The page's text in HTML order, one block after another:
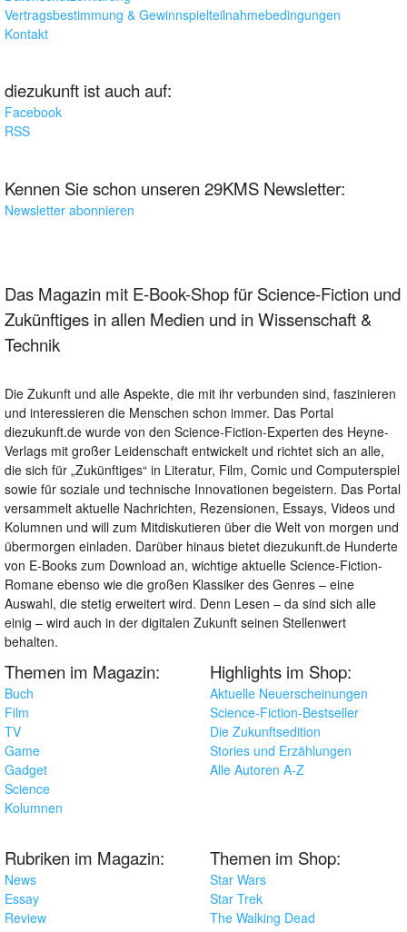
Vertragsbestimmung & Gewinnspielteilnahmebedingungen
Kontakt
diezukunft ist auch auf:
Facebook
RSS
Kennen Sie schon unseren 29KMS Newsletter:
Newsletter abonnieren
Das Magazin mit E-Book-Shop für Science-Fiction und
Zukünftiges in allen Medien und in Wissenschaft &
Technik
Die Zukunft und alle Aspekte, die mit ihr verbunden sind, faszinieren
und interessieren die Menschen schon immer. Das Portal
diezukunft.de wurde von den Science-Fiction-Experten des Heyne-
Verlags mit großer Leidenschaft entwickelt und richtet sich an alle,
die sich für „Zukünftiges“ in Literatur, Film, Comic und Computerspiel
sowie für soziale und technische Innovationen begeistern. Das Portal
versammelt aktuelle Nachrichten, Rezensionen, Essays, Videos und
Kolumnen und will zum Mitdiskutieren über die Welt von morgen und
übermorgen einladen. Darüber hinaus bietet diezukunft.de Hunderte
von E-Books zum Download an, wichtige aktuelle Science-Fiction-
Romane ebenso wie die großen Klassiker des Genres – eine
Auswahl, die stetig erweitert wird. Denn Lesen – da sind sich alle
einig – wird auch in der digitalen Zukunft seinen Stellenwert
behalten.
Themen im Magazin:
Buch
Film
TV
Game
Gadget
Science
Kolumnen
Highlights im Shop:
Aktuelle Neuerscheinungen
Science-Fiction-Bestseller
Die Zukunftsedition
Stories und Erzählungen
Alle Autoren A-Z
Rubriken im Magazin:
News
Essay
Review
Themen im Shop:
Star Wars
Star Trek
The Walking Dead